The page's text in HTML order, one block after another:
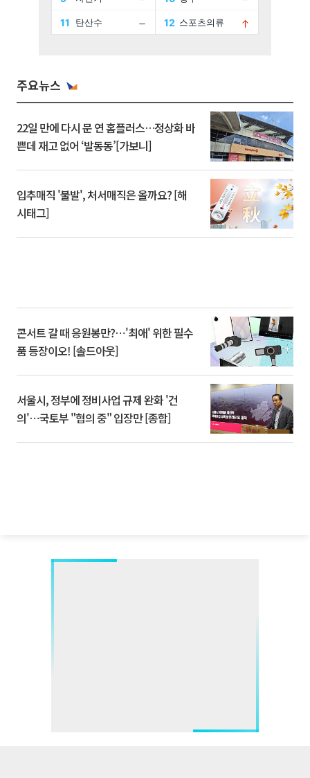
주요뉴스
22일 만에 다시 문 연 홈플러스…정상화 바
쁜데 재고 없어 ‘발동동’[가보니]
입추매직 '불발', 처서매직은 올까요? [해
시태그]
콘서트 갈 때 응원봉만?⋯'최애' 위한 필수
품 등장이오! [솔드아웃]
서울시, 정부에 정비사업 규제 완화 '건
의'⋯국토부 "협의 중" 입장만 [종합]